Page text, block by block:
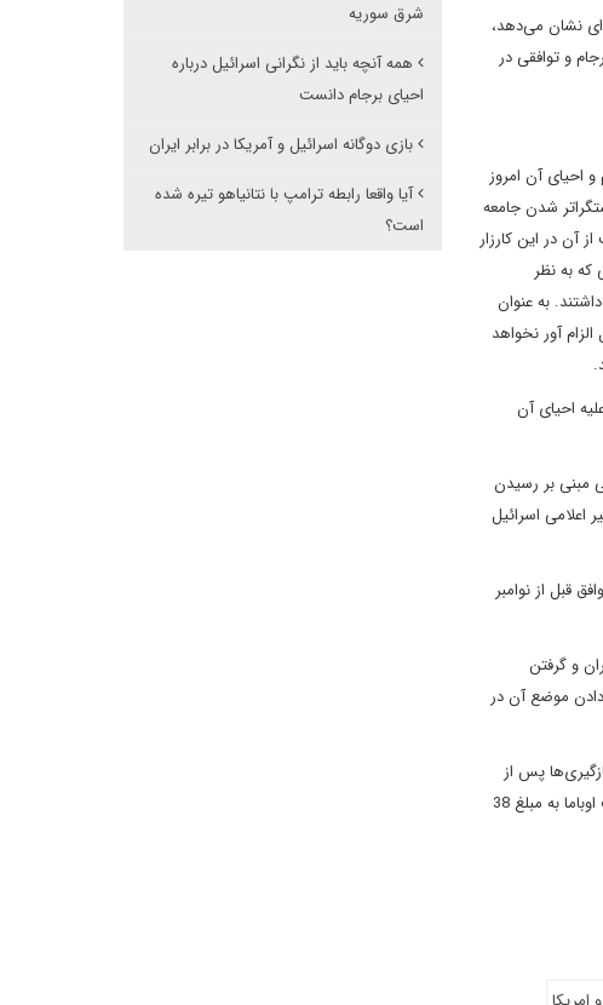
نشان می‌دهد،
و توافقی در
احیای آن امروز
شدن جامعه
آن در این کارزار
که به نظر
به عنوان
آور نخواهد
احیای آن
مبنی بر رسیدن
اعلامی اسرائیل
قبل از نوامبر
و گرفتن
دادن موضع آن در
پس از
امضای برجام اتفاق افتاد؛ به گونه‌ای که اسرائیل با همین مواضع تند خود توانست بی‌سابقه‌ترین کمک را در طول تاریخ روابطش با آمریکا از دولت اوباما به مبلغ 38
شرق سوریه
همه آنچه باید از نگرانی اسرائیل درباره
احیای برجام دانست
بازی دوگانه اسرائیل و آمریکا در برابر ایران
آیا واقعا رابطه ترامپ با نتانیاهو تیره شده
است؟